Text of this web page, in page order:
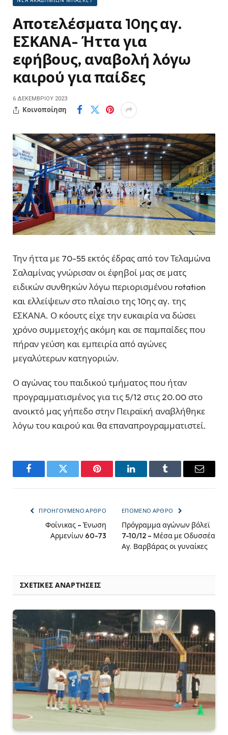
Αποτελέσματα 10ης αγ.
ΕΣΚΑΝΑ- Ήττα για
εφήβους, αναβολή λόγω
καιρού για παίδες
6 ΔΕΚΕΜΒΡΊΟΥ 2023
Κοινοποίηση
Την ήττα με 70-55 εκτός έδρας από τον Τελαμώνα
Σαλαμίνας γνώρισαν οι έφηβοί μας σε ματς
ειδικών συνθηκών λόγω περιορισμένου rotation
και ελλείψεων στο πλαίσιο της 10ης αγ. της
ΕΣΚΑΝΑ. Ο κόουτς είχε την ευκαιρία να δώσει
χρόνο συμμετοχής ακόμη και σε παμπαίδες που
πήραν γεύση και εμπειρία από αγώνες
μεγαλύτερων κατηγοριών.
Ο αγώνας του παιδικού τμήματος που ήταν
προγραμματισμένος για τις 5/12 στις 20.00 στο
ανοικτό μας γήπεδο στην Πειραϊκή αναβλήθηκε
λόγω του καιρού και θα επαναπρογραμματιστεί.
FacebookTwitter Pinterest LinkedInTumblr Email
ΠΡΟΗΓΟΎΜΕΝΟ ΆΡΘΡΟ
Φοίνικας – Ένωση
Αρμενίων 60-73
ΕΠΌΜΕΝΟ ΆΡΘΡΟ
Πρόγραμμα αγώνων βόλεϊ
7-10/12 – Μέσα με Οδυσσέα
Αγ. Βαρβάρας οι γυναίκες
ΣΧΕΤΙΚΈΣ ΑΝΑΡΤΉΣΕΙΣ